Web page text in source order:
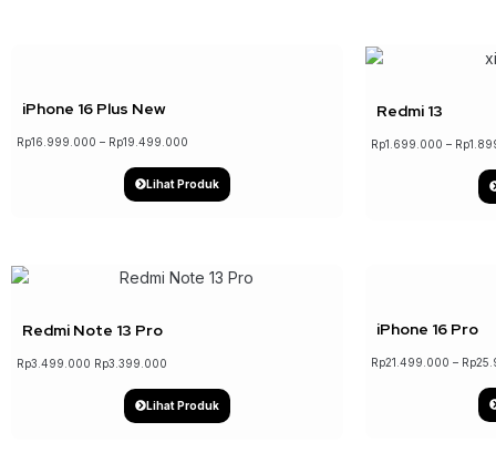
iPhone 16 Plus New
Rp16.999.000 – Rp19.499.000
Lihat Produk
Redmi 13
Rp1.699.000 – Rp
Redmi Note 13 Pro
Rp3.499.000 Rp3.399.000
Lihat Produk
iPhone 16 Pro
Rp21.499.000 – Rp